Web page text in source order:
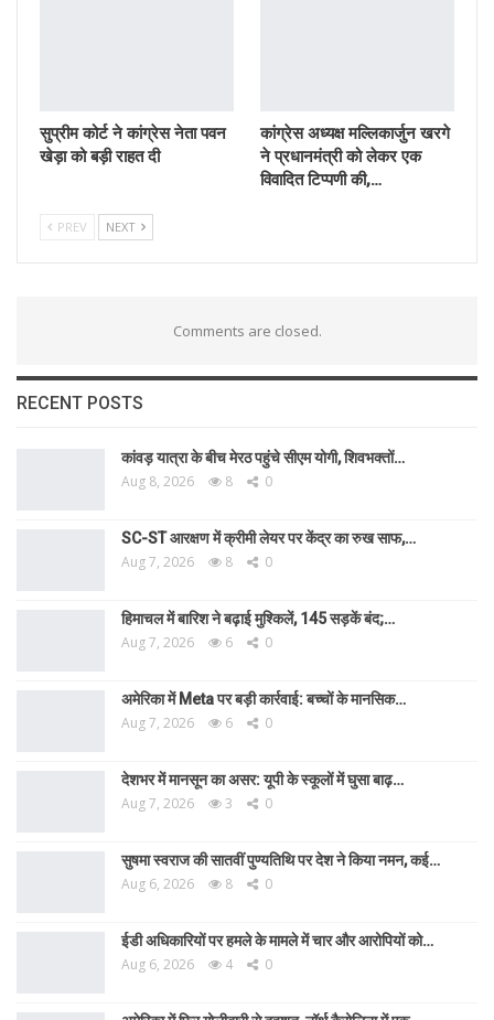
सुप्रीम कोर्ट ने कांग्रेस नेता पवन
खेड़ा को बड़ी राहत दी
कांग्रेस अध्यक्ष मल्लिकार्जुन खरगे
ने प्रधानमंत्री को लेकर एक
विवादित टिप्पणी की,…
PREV NEXT
Comments are closed.
RECENT POSTS
कांवड़ यात्रा के बीच मेरठ पहुंचे सीएम योगी, शिवभक्तों…
Aug 8, 2026 8 0
SC-ST आरक्षण में क्रीमी लेयर पर केंद्र का रुख साफ,…
Aug 7, 2026 8 0
हिमाचल में बारिश ने बढ़ाई मुश्किलें, 145 सड़कें बंद;…
Aug 7, 2026 6 0
अमेरिका में Meta पर बड़ी कार्रवाई: बच्चों के मानसिक…
Aug 7, 2026 6 0
देशभर में मानसून का असर: यूपी के स्कूलों में घुसा बाढ़…
Aug 7, 2026 3 0
सुषमा स्वराज की सातवीं पुण्यतिथि पर देश ने किया नमन, कई…
Aug 6, 2026 8 0
ईडी अधिकारियों पर हमले के मामले में चार और आरोपियों को…
Aug 6, 2026 4 0